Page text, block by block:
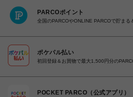
PARCOポイント
全国のPARCOやONLINE PARCOで貯まる
ポケパル払い
初回登録＆お買物で最大1,500円分の
POCKET PARCO（公式アプリ）